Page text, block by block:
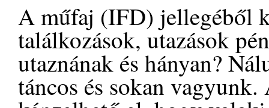
A műfaj (IFD) jellegéből
találkozások, utazások
utaznának és hányan?
táncos és sokan